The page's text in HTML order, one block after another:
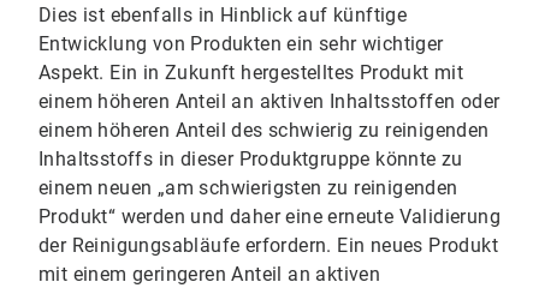
Dies ist ebenfalls in Hinblick auf künftige
Entwicklung von Produkten ein sehr wichtiger
Aspekt. Ein in Zukunft hergestelltes Produkt mit
einem höheren Anteil an aktiven Inhaltsstoffen oder
einem höheren Anteil des schwierig zu reinigenden
Inhaltsstoffs in dieser Produktgruppe könnte zu
einem neuen „am schwierigsten zu reinigenden
Produkt“ werden und daher eine erneute Validierung
der Reinigungsabläufe erfordern. Ein neues Produkt
mit einem geringeren Anteil an aktiven